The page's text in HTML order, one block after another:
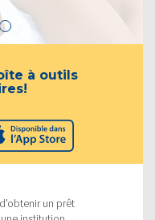
à outils
un prêt